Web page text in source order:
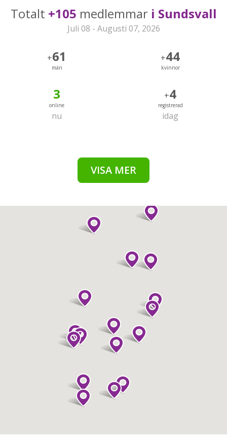
Totalt +105 medlemmar i Sundsvall
Juli 08 - Augusti 07, 2026
+61
män
+44
kvinnor
3
online
nu
+4
registrerad
idag
VISA MER